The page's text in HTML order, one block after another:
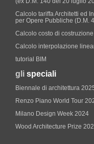
Calcolo tariffa Architetti ed
per Opere Pubbliche (D.M.
Calcolo costo di costruzione
Calcolo interpolazione
tutorial BIM
gli speciali
Biennale di architettura
Renzo Piano World Tour
Milano Design Week 2024
Wood Architecture Prize